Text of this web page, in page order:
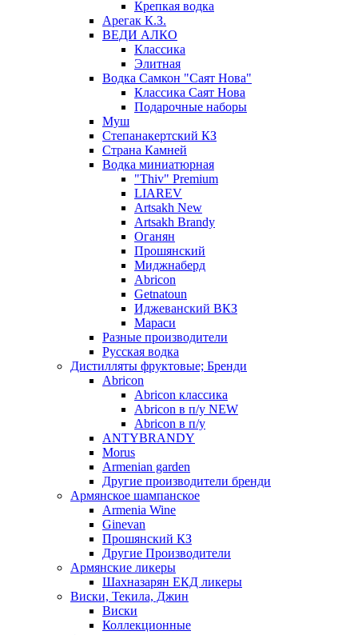
Крепкая водка
Арегак К.З.
ВЕДИ АЛКО
Классика
Элитная
Водка Самкон "Саят Нова"
Классика Саят Нова
Подарочные наборы
Муш
Степанакертский КЗ
Страна Камней
Водка миниатюрная
"Thiv" Premium
LIAREV
Artsakh New
Artsakh Brandy
Оганян
Прошянский
Миджнаберд
Abricon
Getnatoun
Иджеванский ВКЗ
Мараси
Разные производители
Русская водка
Дистилляты фруктовые; Бренди
Abricon
Abricon классика
Abricon в п/у NEW
Abricon в п/у
ANTYBRANDY
Morus
Armenian garden
Другие производители бренди
Армянское шампанское
Armenia Wine
Ginevan
Прошянский КЗ
Другие Производители
Армянские ликеры
Шахназарян ЕКД ликеры
Виски, Текила, Джин
Виски
Коллекционные